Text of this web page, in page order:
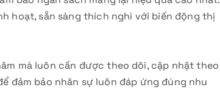
hoạt, sẵn sàng thích nghi với biến động thị
mà luôn cần được theo dõi, cập nhật theo
đảm bảo nhân sự luôn đáp ứng đúng nhu